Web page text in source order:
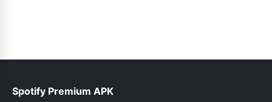
Spotify Premium APK